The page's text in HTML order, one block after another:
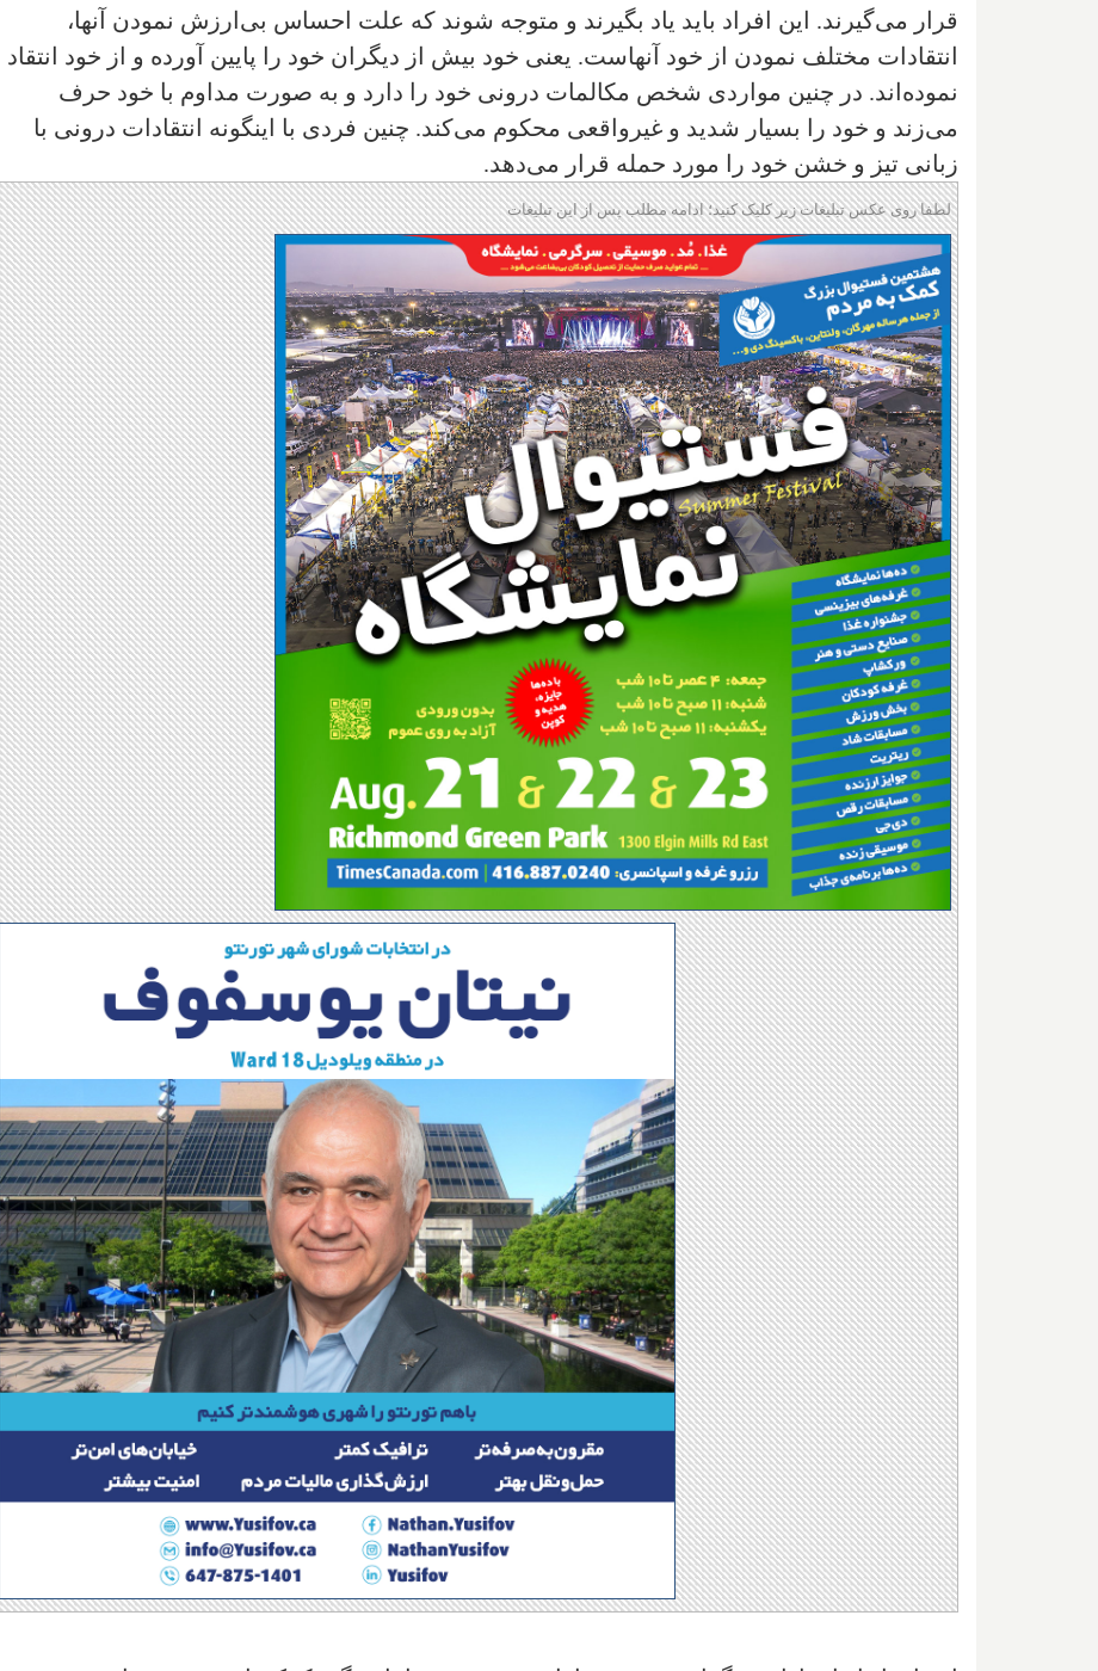
قرار می‌گیرند. این افراد باید یاد بگیرند و متوجه شوند که علت احساس بی‌ارزش نمودن آنها،
انتقادات مختلف نمودن از خود آنهاست. یعنی خود بیش از دیگران خود را پایین آورده و از خود انتقاد
نموده‌اند. در چنین مواردی شخص مکالمات درونی خود را دارد و به صورت مداوم با خود حرف
می‌زند و خود را بسیار شدید و غیر‌واقعی محکوم می‌کند. چنین فردی با اینگونه انتقادات درونی با
زبانی تیز و خشن خود را مورد حمله قرار می‌دهد.
لطفا روی عکس تبلیغات زیر کلیک کنید؛ ادامه مطلب پس از این تبلیغات